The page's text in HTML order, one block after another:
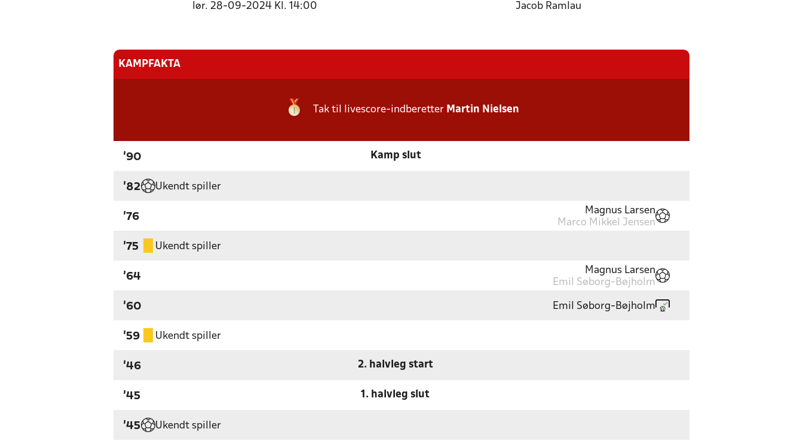
lør. 28-09-2024 Kl. 14:00
Jacob Ramlau
KAMPFAKTA
Tak til livescore-indberetter Martin Nielsen
'90 Kamp slut
'82 Ukendt spiller
'76
Magnus Larsen
Marco Mikkel Jensen
'75 Ukendt spiller
'64
Magnus Larsen
Emil Søborg-Bøjholm
'60 Emil Søborg-Bøjholm
'59 Ukendt spiller
'46 2. halvleg start
'45 1. halvleg slut
'45 Ukendt spiller